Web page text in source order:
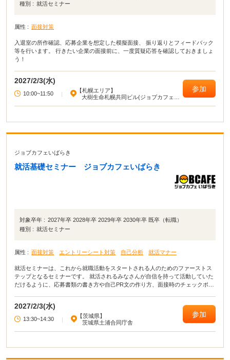
種別 : 就活セミナー
属性 : 面接対策
入退室の所作確認、応募企業を想定した模擬面接、 振り返りとフィードバック
等を行います。 行きたい企業の面接前に、一度質疑応答を確認しておきましょ
う！
2027/2/3(水)
10:00~11:50 |
【札幌エリア】
大樹生命札幌共同ビル(ジョブカフェ北
参加
ジョブカフェいばらき
就活基礎セミナー ジョブカフェいばらき
対象卒年 : 2027年卒 2028年卒 2029年卒 2030年卒 既卒（転職）
種別 : 就活セミナー
属性 : 面接対策 エントリーシート対策 自己分析 就活マナー
就活セミナーは、これから就職活動をスタートされる人のためのファーストス
テップとなるセミナーです。 就活されるみなさんが自信を持って活動していた
だけるように、応募書類の書き方や自己PR文の作り方、面接時のチェックポイ
2027/2/3(水)
13:30~14:30 |
【茨城県】
茨城県土浦合同庁舎
参加